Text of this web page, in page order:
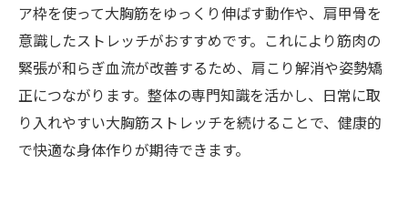
ア枠を使って大胸筋をゆっくり伸ばす動作や、肩甲骨を
意識したストレッチがおすすめです。これにより筋肉の
緊張が和らぎ血流が改善するため、肩こり解消や姿勢矯
正につながります。整体の専門知識を活かし、日常に取
り入れやすい大胸筋ストレッチを続けることで、健康的
で快適な身体作りが期待できます。